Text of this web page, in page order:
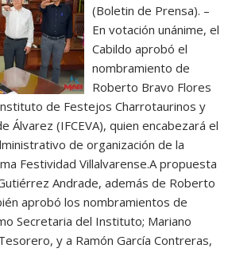
(Boletin de Prensa). –
En votación unánime, el
Cabildo aprobó el
nombramiento de
Roberto Bravo Flores
de Festejos Charrotaurinos y
Álvarez (IFCEVA), quien encabezará el
de organización de la
Festividad Villalvarense.A propuesta
Andrade, además de Roberto
aprobó los nombramientos de
Secretaria del Instituto; Mariano
y a Ramón García Contreras,